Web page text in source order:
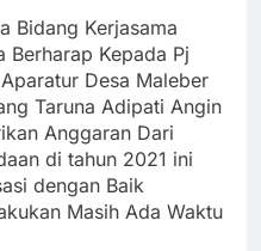
Bidang Kerjasama
Berharap Kepada Pj
Desa Maleber
Taruna Adipati Angin
Anggaran Dari
di tahun 2021 ini
dengan Baik
Masih Ada Waktu